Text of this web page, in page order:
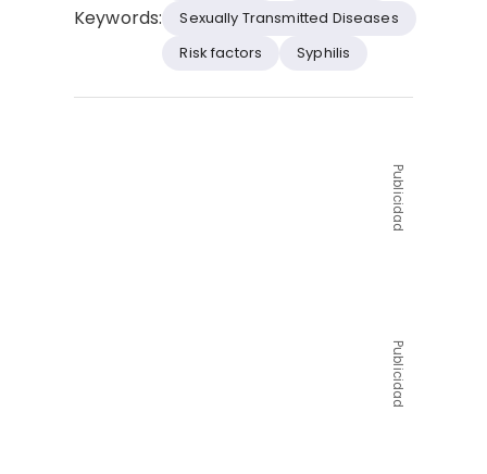
Keywords:
Sexually Transmitted Diseases
Risk factors
Syphilis
Publicidad
Publicidad